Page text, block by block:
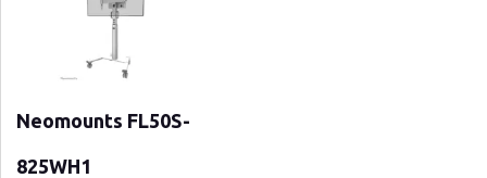
Neomounts FL50S-
825WH1